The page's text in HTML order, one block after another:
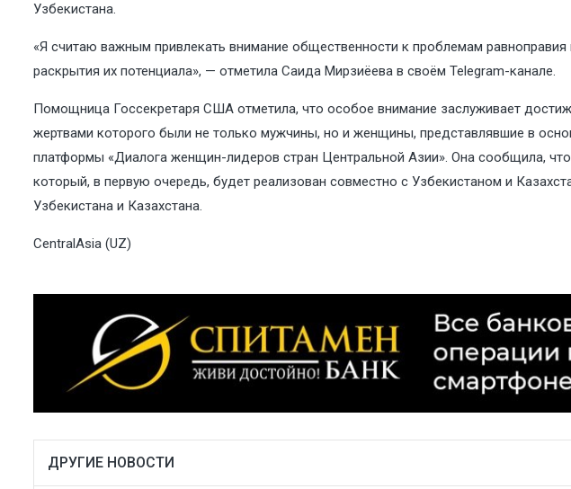
Узбекистана.
«Я считаю важным привлекать внимание общественности к проблемам
раскрытия их потенциала», — отметила Саида Мирзиёева в своём Telegram-канале.
Помощница Госсекретаря США отметила, что особое внимание заслуживает
жертвами которого были не только мужчины, но и женщины, представлявшие в
платформы «Диалога женщин-лидеров стран Центральной Азии». Она сообщила,
который, в первую очередь, будет реализован совместно с Узбекистаном и
Узбекистана и Казахстана.
CentralAsia (UZ)
ДРУГИЕ НОВОСТИ